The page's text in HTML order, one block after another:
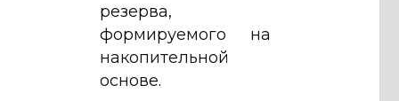
резерва,
формируемого на
накопительной
основе.